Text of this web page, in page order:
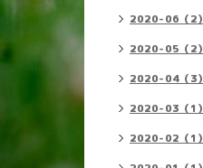
2020-06（2）
2020-05（2）
2020-04（3）
2020-03（1）
2020-02（1）